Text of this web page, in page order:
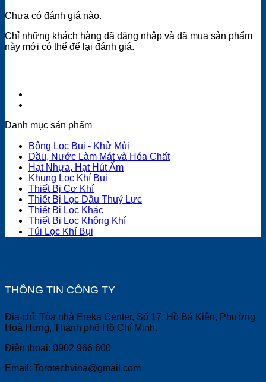
Chưa có đánh giá nào.
Chỉ những khách hàng đã đăng nhập và đã mua sản phẩm
này mới có thể để lại đánh giá.
Danh mục sản phẩm
Bông Lọc Bụi - Khử Mùi
Dầu, Nước Làm Mát và Hóa Chất
Hạt Nhựa, Hạt Hút Ẩm
Khung Lọc Khí Bụi
Thiết Bị Cơ Khí
Thiết Bị Lọc Dầu Thuỷ Lực
Thiết Bị Lọc Khác
Thiết Bị Lọc Không Khí
Túi Lọc Khí Bụi
THÔNG TIN CÔNG TY
Địa chỉ: Tòa nhà Ereka Center, Số 17, Hồ Bá Kiện, Phường
Hoà Hưng, Thành phố Hồ Chí Minh.
Điện thoại: 0902 966 600
Email: Torotechvina@gmail.com